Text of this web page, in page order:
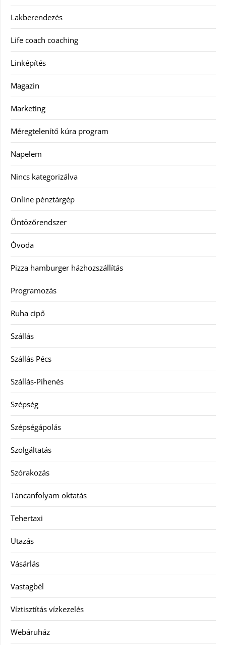
Lakberendezés
Life coach coaching
Linképítés
Magazin
Marketing
Méregtelenítő kúra program
Napelem
Nincs kategorizálva
Online pénztárgép
Öntözőrendszer
Óvoda
Pizza hamburger házhozszállítás
Programozás
Ruha cipő
Szállás
Szállás Pécs
Szállás-Pihenés
Szépség
Szépségápolás
Szolgáltatás
Szórakozás
Táncanfolyam oktatás
Tehertaxi
Utazás
Vásárlás
Vastagbél
Víztisztítás vízkezelés
Webáruház